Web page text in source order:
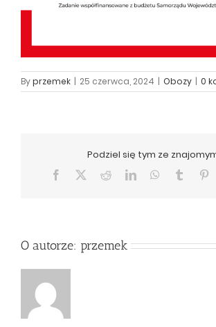
Byprzemek | 25 czerwca, 2024 | Obozy | 0
Podziel się tym ze
Facebook RedditLinkedInWhatsApp
Tumblr
O autorze: przemek